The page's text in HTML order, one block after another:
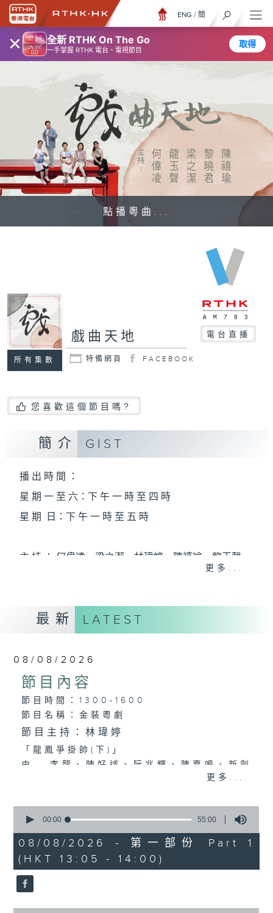
× 全新 RTHK On The Go
一手掌握 RTHK 電台、電視節目
取得
ENG / 簡
點播粵曲...
所有集數
戲曲天地 電台直播
特備網頁 FACEBOOK
您喜歡這個節目嗎?
簡介 GIST
播 出 時 間 ：
星 期 一 至 六：下 午 一 時 至 四 時
星 期 日：下 午 一 時 至 五 時
主 持 ： 何偉凌、梁之潔、林瑋婷、陳禧瑜、龍玉聲、
《戲曲天地》以播放粵曲、粵劇為主，逢星期一、
星期二及星期六的「金裝粵劇」則播放長篇粵劇，精
挑細選各種版本播出，如紅伶的演出版、港台的珍藏
及原裝正版等；同時亦製作多元化特輯，訪問梨園、
曲藝及音樂界專業人士，邀請他們參與製作特備節目
及報導本港、國內及海外戲曲界的活動等等，式式俱
備。此外，更提供聽眾與各大紅伶透過電話、現場接
觸及學習的機會，使各戲迷能親自體會紅伶做功的難
更多...
最新 LATEST
08/08/2026
節目內容
節目時間：1300-1600
節目名稱：金裝粵劇
節目主持：林瑋婷
「龍鳳爭掛帥(下)」
由 李龍、陳好逑、阮兆輝、陳嘉鳴、新劍
粵曲:
「六月雪」
更多...
seconds
55
minutes,
0
seconds
00:00 55:00
08/08/2026 - 第一部份 Part 1
(HKT 13:05 - 14:00)